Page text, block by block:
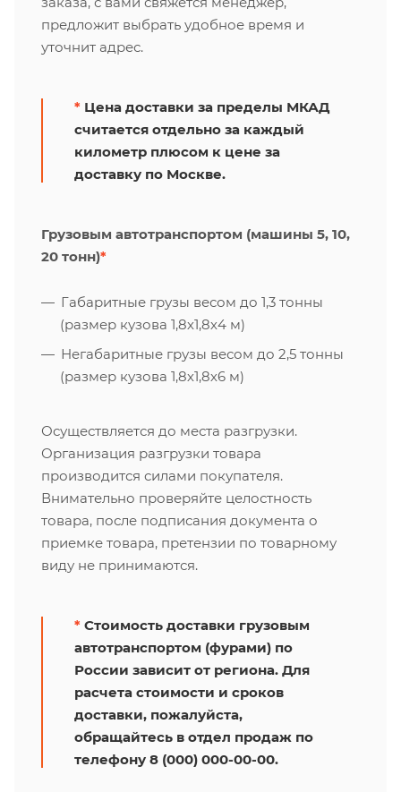
предложит выбрать удобное время и
уточнит адрес.
* Цена доставки за пределы МКАД
считается отдельно за каждый
километр плюсом к цене за
доставку по Москве.
Грузовым автотранспортом (машины 5, 10,
20 тонн)*
Габаритные грузы весом до 1,3 тонны
(размер кузова 1,8х1,8х4 м)
Негабаритные грузы весом до 2,5 тонны
(размер кузова 1,8х1,8х6 м)
Осуществляется до места разгрузки.
Организация разгрузки товара
производится силами покупателя.
Внимательно проверяйте целостность
товара, после подписания документа о
приемке товара, претензии по товарному
виду не принимаются.
* Стоимость доставки грузовым
автотранспортом (фурами) по
России зависит от региона. Для
расчета стоимости и сроков
доставки, пожалуйста,
обращайтесь в отдел продаж по
телефону 8 (000) 000-00-00.